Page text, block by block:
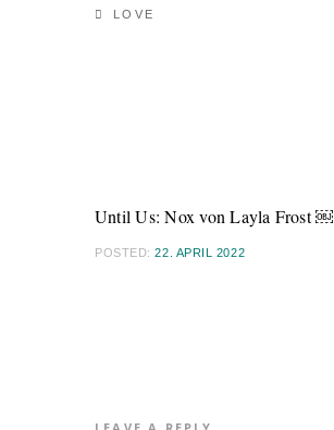
LOVE
Until Us: Nox von Layla Frost ￼
POSTED:22. APRIL 2022